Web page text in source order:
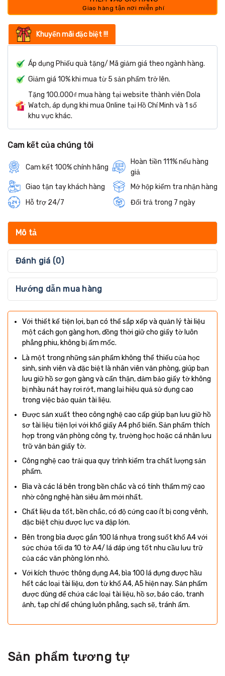
Khuyến mãi đặc biệt !!!
Áp dụng Phiếu quà tặng/ Mã giảm giá theo ngành hàng.
Giảm giá 10% khi mua từ 5 sản phẩm trở lên.
Tặng 100.000₫ mua hàng tại website thành viên Dola
Watch, áp dụng khi mua Online tại Hồ Chí Minh và 1 số
khu vực khác.
Cam kết của chúng tôi
Cam kết 100% chính hãng
Hoàn tiền 111% nếu hàng
giả
Giao tận tay khách hàng
Mở hộp kiểm tra nhận hàng
Hỗ trợ 24/7
Đổi trả trong 7 ngày
Mô tả
Đánh giá (0)
Hướng dẫn mua hàng
Với thiết kế tiện lợi, bạn có thể sắp xếp và quản lý tài liệu
một cách gọn gàng hơn, đồng thời giữ cho giấy tờ luôn
phẳng phiu, không bị ẩm mốc.
Là một trong những sản phẩm không thể thiếu của học
sinh, sinh viên và đặc biệt là nhân viên văn phòng, giúp bạn
lưu giữ hồ sơ gọn gàng và cẩn thận, đảm bảo giấy tờ không
bị nhàu nát hay rơi rớt, mang lại hiệu quả sử dụng cao
trong việc bảo quản tài liệu.
Được sản xuất theo công nghệ cao cấp giúp bạn lưu giữ hồ
sơ tài liệu tiện lợi với khổ giấy A4 phổ biến. Sản phẩm thích
hợp trong văn phòng công ty, trường học hoặc cá nhân lưu
trữ văn bản giấy tờ.
Công nghệ cao trải qua quy trình kiểm tra chất lượng sản
phẩm.
Bìa và các lá bên trong bền chắc và có tính thẩm mỹ cao
nhờ công nghệ hàn siêu âm mới nhất.
Chất liệu da tốt, bền chắc, có độ cứng cao ít bị cong vênh,
đặc biệt chịu được lực va đập lớn.
Bên trong bìa được gắn 100 lá nhựa trong suốt khổ A4 với
sức chứa tối đa 10 tờ A4/ lá đáp ứng tốt nhu cầu lưu trữ
của các văn phòng lớn nhỏ.
Với kích thước thông dụng A4, bìa 100 lá đựng được hầu
hết các loại tài liệu, đơn từ khổ A4, A5 hiện nay. Sản phẩm
được dùng để chứa các loại tài liệu, hồ sơ, báo cáo, tranh
ảnh, tạp chí để chúng luôn phẳng, sạch sẽ, tránh ẩm.
Sản phẩm tương tự